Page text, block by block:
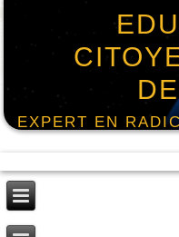
EXPERT EN